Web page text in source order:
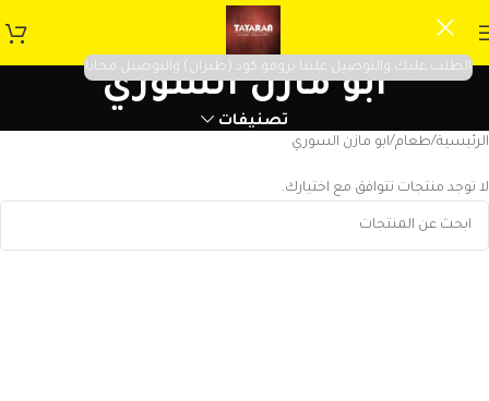
الطلب عليك والتوصيل علينا برومو كود (طيران) والتوصيل مجانا
ابو مازن السوري
تصنيفات
الرئيسية طعام ابو مازن السوري
لا توجد منتجات تتوافق مع اختيارك.